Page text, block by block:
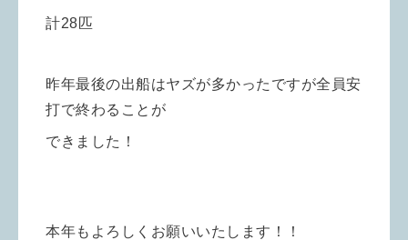
計28匹
昨年最後の出船はヤズが多かったですが全員安
打で終わることが
できました！
本年もよろしくお願いいたします！！